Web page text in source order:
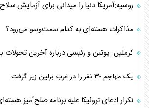
روسیه:آمریکا دنیا را میدانی برای آزمایش
مذاکرات هسته‌ای به کدام سمت‌وسو می‌رود؟
کرملین: پوتین و رئیسی درباره آخرین تحولات
یک مهاجم ۳۰ نفر را در غرب برلین زیر گرفت
تکرار ادعای تروئیکا علیه برنامه صلح‌آمیز